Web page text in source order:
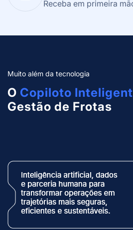
Receba em primeira
Muito além da tecnologia
O Copiloto
Gestão de Frotas